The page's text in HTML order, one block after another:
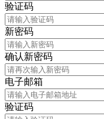
验证码
新密码
确认新密码
电子邮箱
验证码